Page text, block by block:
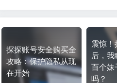
探探账号安全购买全
攻略：保护隐私从现
在开始
震惊！
后，
百个妹
吗？